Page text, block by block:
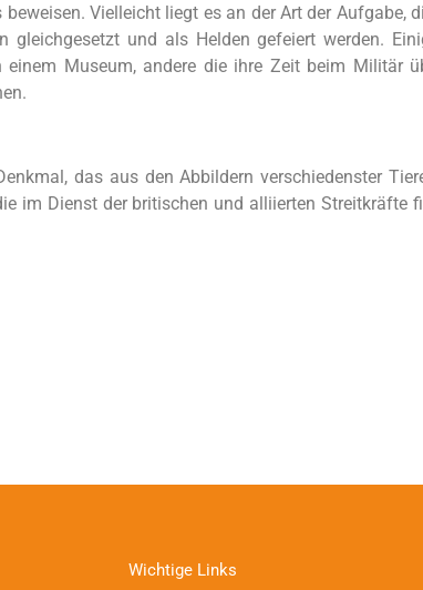
Vielleicht liegt es an der Art der Aufgabe,
und als Helden gefeiert werden.
einem Museum, andere die ihre Zeit beim Militär
das aus den Abbildern verschiedenster
im Dienst der britischen und alliierten Streitkräfte
Wichtige Links